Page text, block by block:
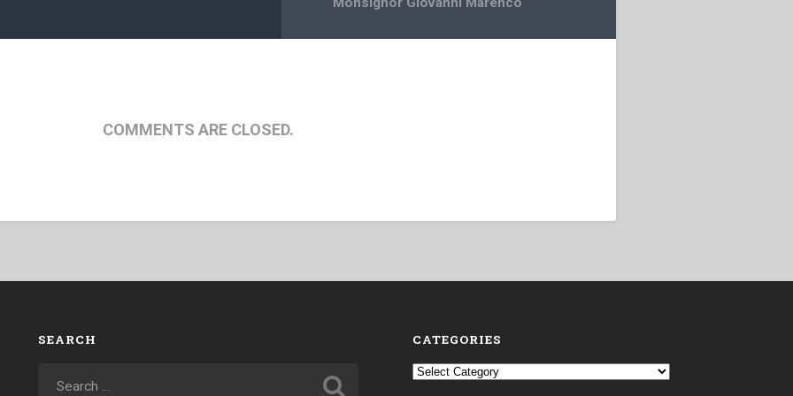
COMMENTS ARE CLOSED.
SEARCH CATEGORIES
Categories